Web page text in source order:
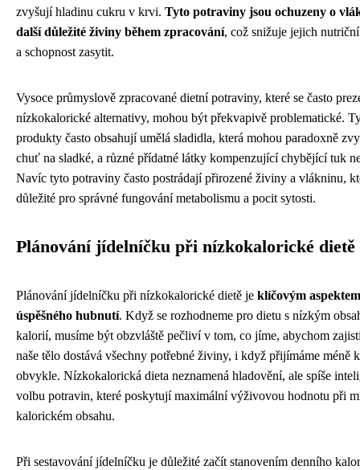
zvyšují hladinu cukru v krvi. Tyto potraviny jsou ochuzeny o
další důležité živiny během zpracování, což snižuje jejich
a schopnost zasytit.
Vysoce průmyslově zpracované dietní potraviny, které se často
nízkokalorické alternativy, mohou být překvapivě problematické.
produkty často obsahují umělá sladidla, která mohou paradoxně
chuť na sladké, a různé přídatné látky kompenzující chybějící tuk
Navíc tyto potraviny často postrádají přirozené živiny a vlákninu,
důležité pro správné fungování metabolismu a pocit sytosti.
Plánování jídelníčku při nízkokalorické dietě
Plánování jídelníčku při nízkokalorické dietě je klíčovým aspektem
úspěšného hubnutí. Když se rozhodneme pro dietu s nízkým
kalorií, musíme být obzvláště pečliví v tom, co jíme, abychom
naše tělo dostává všechny potřebné živiny, i když přijímáme méně
obvykle. Nízkokalorická dieta neznamená hladovění, ale spíše
volbu potravin, které poskytují maximální výživovou hodnotu při
kalorickém obsahu.
Při sestavování jídelníčku je důležité začít stanovením denního